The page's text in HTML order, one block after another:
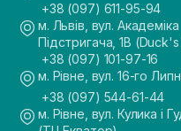
+38 (097) 611-95-94
м. Львів, вул. Академіка
Підстригача, 1В
+38 (097) 101-97-16
м. Рівне, вул. 16-го
+38 (097) 544-61-44
м. Рівне, вул. Кулика і